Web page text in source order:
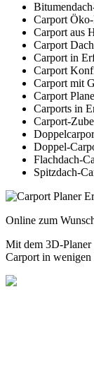
Carport
Carport aus
Carport
Carport in
Carport
Carport mit
Carport
Carports in
Carport-
Doppel-
Flachdach-
Spitzdach-
Online zum
Mit dem 3D-Planer
Carport in wenigen